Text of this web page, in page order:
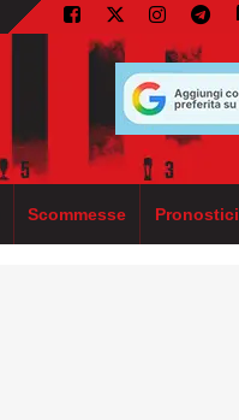
Scommesse Pronostici